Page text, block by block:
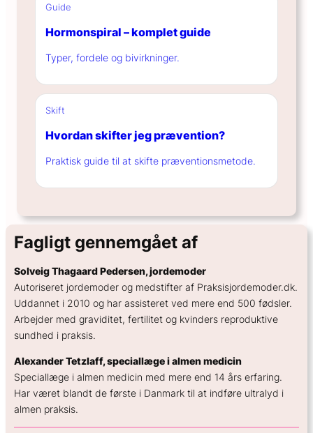
Guide
Hormonspiral – komplet guide
Typer, fordele og bivirkninger.
Skift
Hvordan skifter jeg prævention?
Praktisk guide til at skifte præventionsmetode.
Fagligt gennemgået af
Solveig Thagaard Pedersen, jordemoder
Autoriseret jordemoder og medstifter af Praksisjordemoder.dk.
Uddannet i 2010 og har assisteret ved mere end 500 fødsler.
Arbejder med graviditet, fertilitet og kvinders reproduktive
sundhed i praksis.
Alexander Tetzlaff, speciallæge i almen medicin
Speciallæge i almen medicin med mere end 14 års erfaring.
Har været blandt de første i Danmark til at indføre ultralyd i
almen praksis.